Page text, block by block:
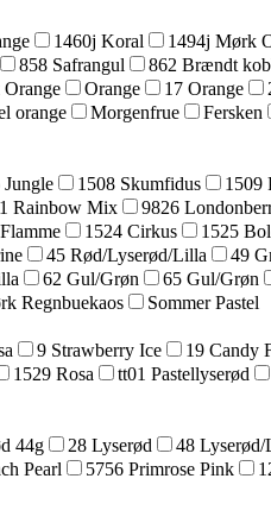
1460j Koral 1494j Mørk
858 Safrangul 862 Brændt
Orange 17 Orange
orange Morgenfrue Fersken
Jungle 1508 Skumfidus 1509
Rainbow Mix 9826
1524 Cirkus 1525
45 Rød/Lyserød/Lilla 49
62 Gul/Grøn 65 Gul/Grøn
Regnbuekaos
Sommer Pastel
9 Strawberry Ice 19 Candy
1529 Rosa tt01 Pastellyserød
44g 28 Lyserød 48
Pearl 5756 Primrose Pink